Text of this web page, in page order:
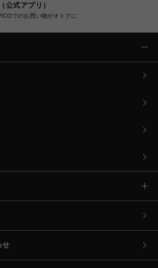
公式アプリ）
でのお買い物がオトクに
せ